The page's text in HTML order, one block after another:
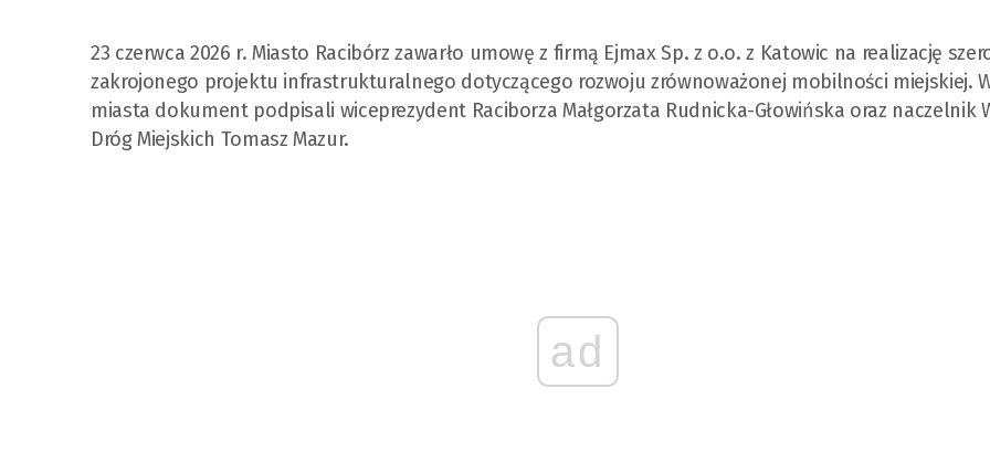
23 czerwca 2026 r. Miasto Racibórz zawarło umowę z firmą Ejmax Sp. z o.o. z Katowic na realizację
zakrojonego projektu infrastrukturalnego dotyczącego rozwoju zrównoważonej mobilności miejskiej.
miasta dokument podpisali wiceprezydent Raciborza Małgorzata Rudnicka-Głowińska oraz naczelnik
Dróg Miejskich Tomasz Mazur.
ad